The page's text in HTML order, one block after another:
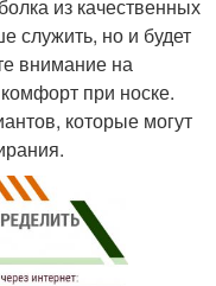
из качественных
служить, но и будет
внимание на
при носке.
которые могут